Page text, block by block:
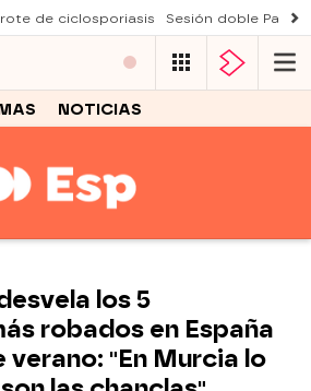
de ciclosporiasis Sesión doble
NOTICIAS
los 5
robados en España
"En Murcia lo